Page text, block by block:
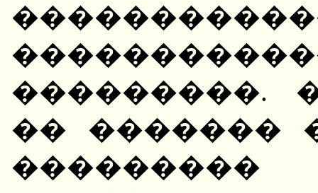
���������.
�� �������